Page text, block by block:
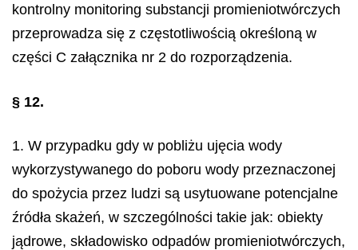
kontrolny monitoring substancji promieniotwórczych
przeprowadza się z częstotliwością określoną w
części C załącznika nr 2 do rozporządzenia.
§ 12.
1. W przypadku gdy w pobliżu ujęcia wody
wykorzystywanego do poboru wody przeznaczonej
do spożycia przez ludzi są usytuowane potencjalne
źródła skażeń, w szczególności takie jak: obiekty
jądrowe, składowisko odpadów promieniotwórczych,